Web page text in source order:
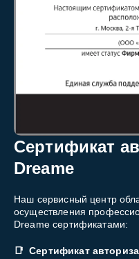
Сертификат
Dreame
Наш сервисный центр
осуществления
Dreame сертификатами:
Сертификат